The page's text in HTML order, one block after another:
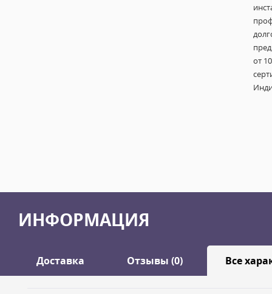
от
ИНФОРМАЦИЯ
Доставка Отзывы (0) Все